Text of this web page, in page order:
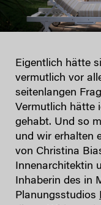
Eigentlich hätte
vermutlich vor
seitenlangen
Vermutlich hätte
gehabt. Und so
und wir erhalten
von Christina
Innenarchitektin
Inhaberin des in
Planungsstudios